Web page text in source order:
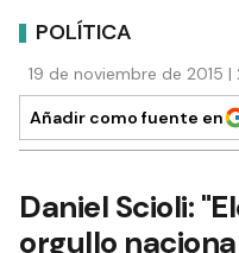
POLÍTICA
19 de noviembre de 2015 |
Añadir como fuente en
Daniel Scioli:
orgullo